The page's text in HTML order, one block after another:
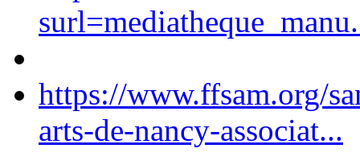
https://www.ffsam.org/
arts-de-nancy-associat...